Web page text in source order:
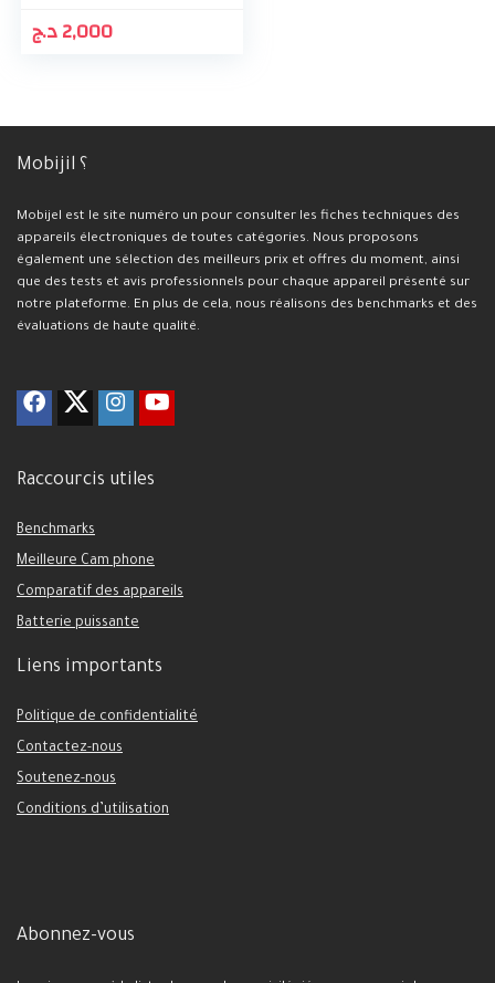
2,000د.ج
Mobijil ؟
Mobijel est le site numéro un pour consulter les fiches techniques des
appareils électroniques de toutes catégories. Nous proposons
également une sélection des meilleurs prix et offres du moment, ainsi
que des tests et avis professionnels pour chaque appareil présenté sur
notre plateforme. En plus de cela, nous réalisons des benchmarks et des
évaluations de haute qualité.
Raccourcis utiles
Benchmarks
Meilleure Cam phone
Comparatif des appareils
Batterie puissante
Liens importants
Politique de confidentialité
Contactez-nous
Soutenez-nous
Conditions d’utilisation
Abonnez-vous